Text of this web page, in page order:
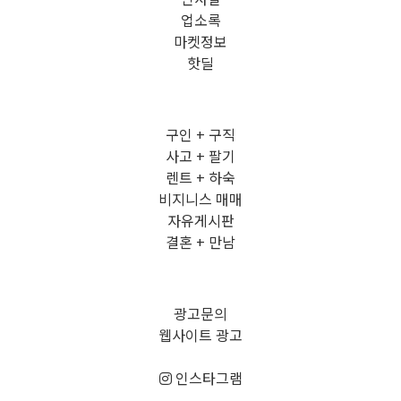
업소록
마켓정보
핫딜
구인 + 구직
사고 + 팔기
렌트 + 하숙
비지니스 매매
자유게시판
결혼 + 만남
광고문의
웹사이트 광고
인스타그램